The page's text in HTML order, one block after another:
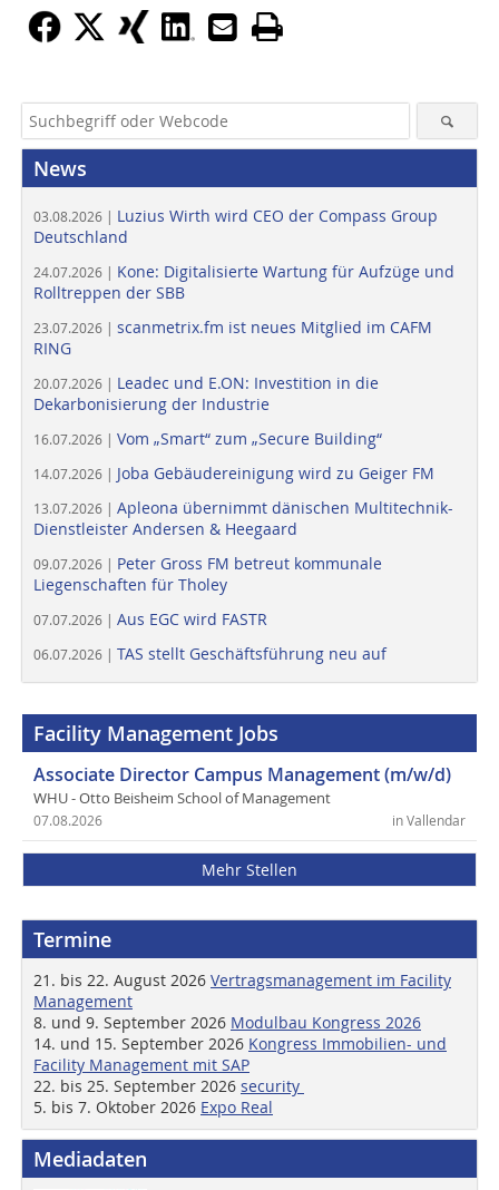
News
03.08.2026 | Luzius Wirth wird CEO der Compass Group
Deutschland
24.07.2026 | Kone: Digitalisierte Wartung für Aufzüge und
Rolltreppen der SBB
23.07.2026 | scanmetrix.fm ist neues Mitglied im CAFM
RING
20.07.2026 | Leadec und E.ON: Investition in die
Dekarbonisierung der Industrie
16.07.2026 | Vom „Smart“ zum „Secure Building“
14.07.2026 | Joba Gebäudereinigung wird zu Geiger FM
13.07.2026 | Apleona übernimmt dänischen Multitechnik-
Dienstleister Andersen & Heegaard
09.07.2026 | Peter Gross FM betreut kommunale
Liegenschaften für Tholey
07.07.2026 | Aus EGC wird FASTR
06.07.2026 | TAS stellt Geschäftsführung neu auf
Facility Management Jobs
Associate Director Campus Management (m/w/d)
WHU - Otto Beisheim School of Management
in Vallendar
07.08.2026
Mehr Stellen
Termine
21. bis 22. August 2026 Vertragsmanagement im Facility
Management
8. und 9. September 2026 Modulbau Kongress 2026
14. und 15. September 2026 Kongress Immobilien- und
Facility Management mit SAP
22. bis 25. September 2026 security
5. bis 7. Oktober 2026 Expo Real
Mediadaten